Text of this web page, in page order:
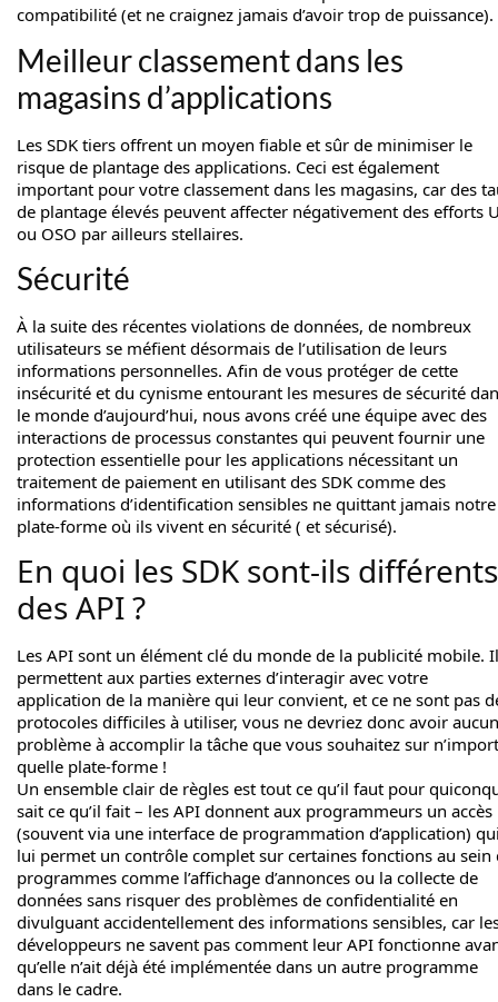
compatibilité (et ne craignez jamais d’avoir trop de puissance).
Meilleur classement dans les
magasins d’applications
Les SDK tiers offrent un moyen fiable et sûr de minimiser le
risque de plantage des applications. Ceci est également
important pour votre classement dans les magasins, car des
de plantage élevés peuvent affecter négativement des efforts
ou OSO par ailleurs stellaires.
Sécurité
À la suite des récentes violations de données, de nombreux
utilisateurs se méfient désormais de l’utilisation de leurs
informations personnelles. Afin de vous protéger de cette
insécurité et du cynisme entourant les mesures de sécurité
le monde d’aujourd’hui, nous avons créé une équipe avec des
interactions de processus constantes qui peuvent fournir une
protection essentielle pour les applications nécessitant un
traitement de paiement en utilisant des SDK comme des
informations d’identification sensibles ne quittant jamais notre
plate-forme où ils vivent en sécurité ( et sécurisé).
En quoi les SDK sont-ils différents
des API ?
Les API sont un élément clé du monde de la publicité mobile.
permettent aux parties externes d’interagir avec votre
application de la manière qui leur convient, et ce ne sont pas
protocoles difficiles à utiliser, vous ne devriez donc avoir aucun
problème à accomplir la tâche que vous souhaitez sur
quelle plate-forme !
Un ensemble clair de règles est tout ce qu’il faut pour
sait ce qu’il fait – les API donnent aux programmeurs un accès
(souvent via une interface de programmation d’application)
lui permet un contrôle complet sur certaines fonctions au sein
programmes comme l’affichage d’annonces ou la collecte de
données sans risquer des problèmes de confidentialité en
divulguant accidentellement des informations sensibles, car
développeurs ne savent pas comment leur API fonctionne
qu’elle n’ait déjà été implémentée dans un autre programme
dans le cadre.